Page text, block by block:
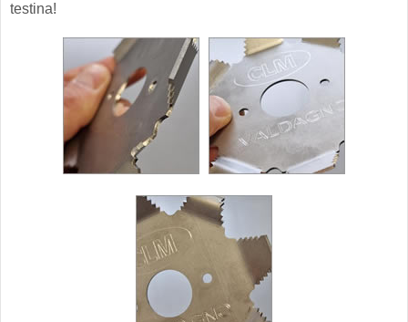
testina!